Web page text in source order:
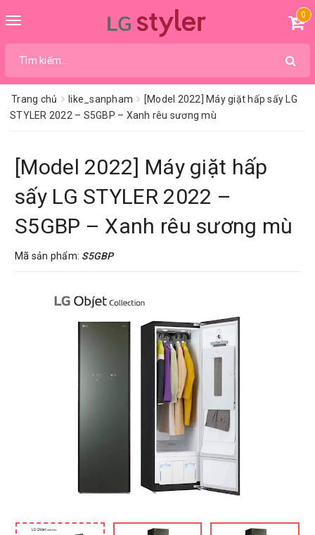
Toggle
0
Trang chủ like_sanpham
[Model 2022] Máy giặt hấp sấy LG
STYLER 2022 – S5GBP – Xanh rêu sương mù
[Model 2022] Máy giặt hấp
sấy LG STYLER 2022 –
S5GBP – Xanh rêu sương mù
Mã sản phẩm: S5GBP